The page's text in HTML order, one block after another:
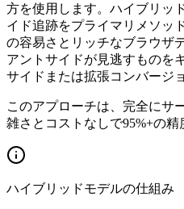
方を使用します。ハイブリッ
イド追跡をプライマリメソッ
の容易さとリッチなブラウザ
アントサイドが見逃すものを
サイドまたは拡張コンバージ
このアプローチは、完全にサ
雑さとコストなしで95%+の精
ハイブリッドモデルの仕組み